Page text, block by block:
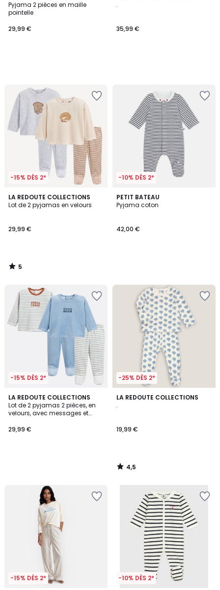
Pyjama 2 pièces en maille
pointelle
29,99 €
.
35,99 €
-15% DÈS 2*
LA REDOUTE COLLECTIONS
Lot de 2 pyjamas en velours
29,99 €
5
/
5
/
-10% DÈS 2*
PETIT BATEAU
Pyjama coton
42,00 €
-15% DÈS 2*
LA REDOUTE COLLECTIONS
Lot de 2 pyjamas 2 pièces, en
velours, avec messages et
29,99 €
-25% DÈS 2*
LA REDOUTE COLLECTIONS
.
19,99 €
4,5
4,5
/
-15% DÈS 2* -10% DÈS 2*